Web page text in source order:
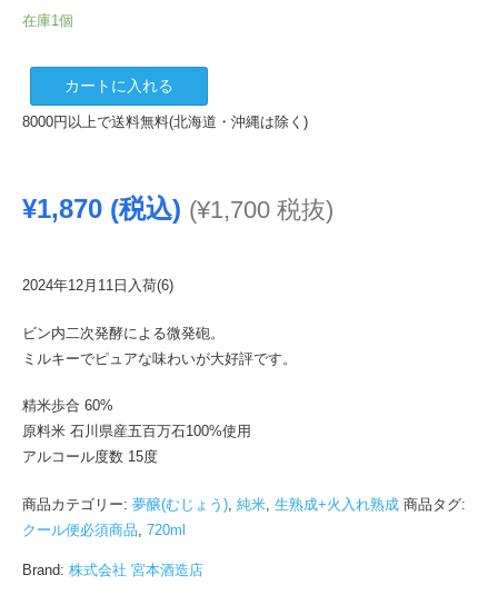
在庫1個
醸
う
ご
米
酒
720ml
個
カートに入れる
8000円以上で送料無料(北海道・沖縄は除く)
¥1,870 (税込) (¥1,700 税抜)
2024年12月11日入荷(6)
ビン内二次発酵による微発砲。
ミルキーでピュアな味わいが大好評です。
精米歩合 60%
原料米 石川県産五百万石100%使用
アルコール度数 15度
商品カテゴリー: 夢醸(むじょう) 純米 生熟成+火入れ熟成 商品タグ:
クール便必須商品 720ml
Brand: 株式会社 宮本酒造店